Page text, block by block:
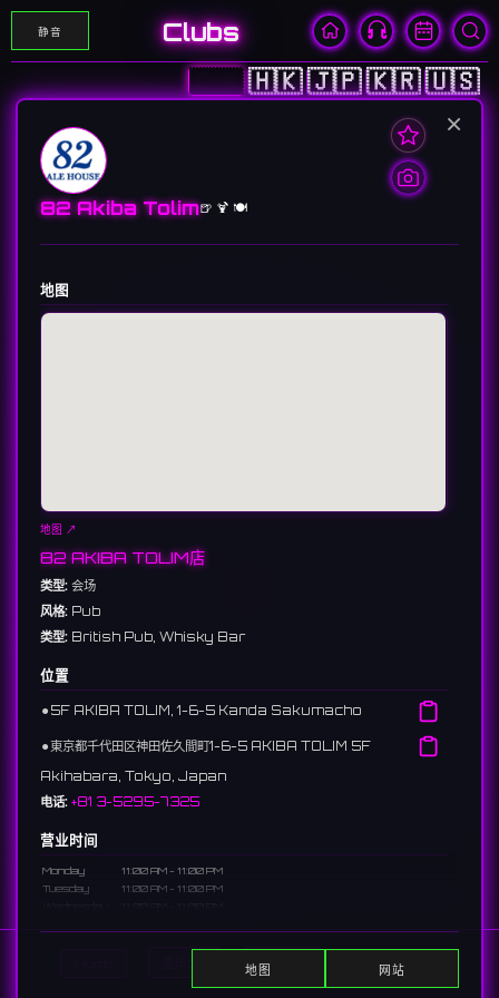
静音 Clubs
🇨🇳🇭🇰🇯🇵🇰🇷🇺🇸
显示活动 Search
×
82 Akiba Tolim🍺 🍹 🍽️
地图
地图 ↗
82 AKIBA TOLIM店
类型: 会场
风格: Pub
类型: British Pub, Whisky Bar
位置
⚫︎ 5F AKIBA TOLIM, 1-6-5 Kanda Sakumacho
⚫︎東京都千代田区神田佐久間町1-6-5 AKIBA TOLIM 5F
Akihabara, Tokyo, Japan
电话: +81 3-5295-7325
营业时间
Monday
11:00 AM - 11:00 PM
Tuesday
11:00 AM - 11:00 PM
地图 网站